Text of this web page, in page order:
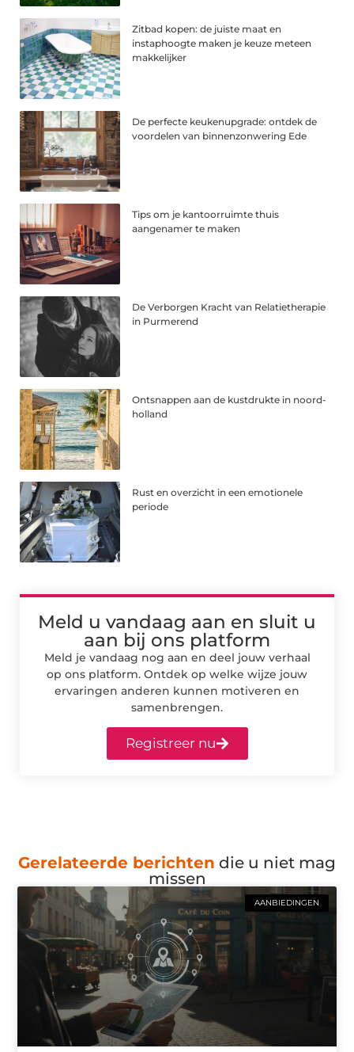
Zitbad kopen: de juiste maat en
instaphoogte maken je keuze meteen
makkelijker
De perfecte keukenupgrade: ontdek de
voordelen van binnenzonwering Ede
Tips om je kantoorruimte thuis
aangenamer te maken
De Verborgen Kracht van Relatietherapie
in Purmerend
Ontsnappen aan de kustdrukte in noord-
holland
Rust en overzicht in een emotionele
periode
Meld u vandaag aan en sluit u
aan bij ons platform
Meld je vandaag nog aan en deel jouw verhaal
op ons platform. Ontdek op welke wijze jouw
ervaringen anderen kunnen motiveren en
samenbrengen.
Registreer nu
Gerelateerde berichten die u niet mag
missen
AANBIEDINGEN